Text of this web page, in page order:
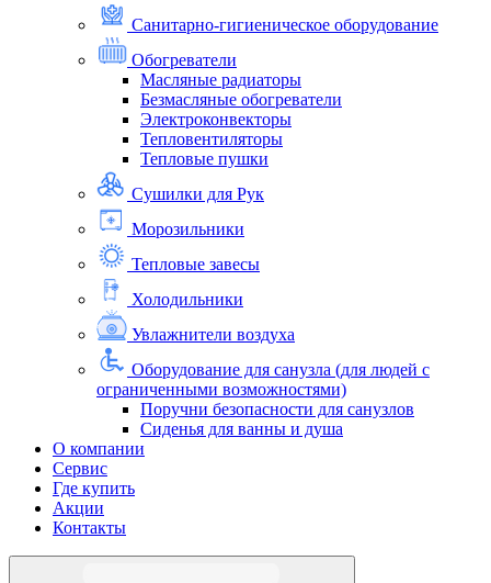
Санитарно-гигиеническое оборудование
Обогреватели
Масляные радиаторы
Безмасляные обогреватели
Электроконвекторы
Тепловентиляторы
Тепловые пушки
Сушилки для Рук
Морозильники
Тепловые завесы
Холодильники
Увлажнители воздуха
Оборудование для санузла (для людей с
ограниченными возможностями)
Поручни безопасности для санузлов
Сиденья для ванны и душа
О компании
Сервис
Где купить
Акции
Контакты